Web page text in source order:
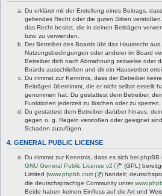
Du erklärst mit der Erstellung eines Beitrags,
geltendes Recht oder die guten Sitten
das Recht besitzt, die in deinen Beiträgen
bzw. zu verwenden.
Der Betreiber des Boards übt das Hausrecht
Nutzungsbedingungen oder anderer im Board
Betreiber dich nach Abmahnung zeitweise oder
Boards ausschließen und dir ein Hausverbot
Du nimmst zur Kenntnis, dass der Betreiber
Beiträgen übernimmt, die er nicht selbst erstellt
genommen hat. Du gestattest dem Betreiber,
Funktionen jederzeit zu löschen oder zu sperren.
Du gestattest dem Betreiber darüber hinaus,
gegen o. g. Regeln verstoßen oder geeignet
Schaden zuzufügen.
4. GENERAL PUBLIC LICENSE
Du nimmst zur Kenntnis, dass es sich bei phpBB
GNU General Public License v2
“ (GPL)
Limited (www.phpbb.com
) handelt;
die deutschsprachige Community unter
Beide haben keinen Einfluss auf die Art und